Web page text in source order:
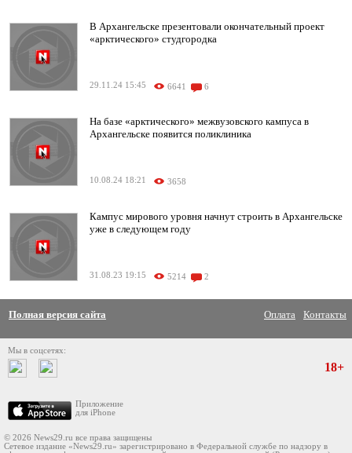
В Архангельске презентовали окончательный проект
«арктического» студгородка
29.11.24 15:45 6641 6
На базе «арктического» межвузовского кампуса в
Архангельске появится поликлиника
10.08.24 18:21 3658
Кампус мирового уровня начнут строить в Архангельске
уже в следующем году
31.08.23 19:15 5214 2
Полная версия сайта Оплата Контакты
Мы в соцсетях:
Приложение
для iPhone
18+
© 2026 News29.ru все права защищены
Сетевое издание «News29.ru» зарегистрировано в Федеральной службе по надзору в